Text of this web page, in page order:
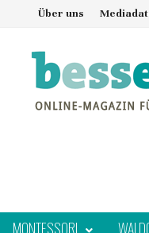
springen
Über uns
MONTESSORI